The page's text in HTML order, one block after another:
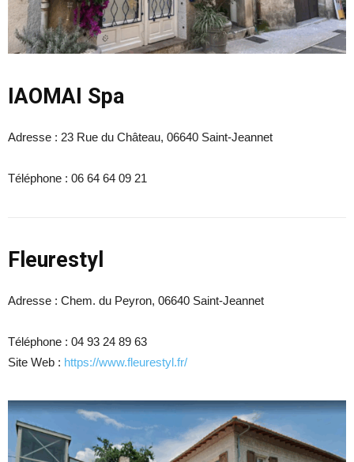
IAOMAI Spa
Adresse : 23 Rue du Château, 06640 Saint-Jeannet
Téléphone : 06 64 64 09 21
Fleurestyl
Adresse : Chem. du Peyron, 06640 Saint-Jeannet
Téléphone : 04 93 24 89 63
Site Web : https://www.fleurestyl.fr/